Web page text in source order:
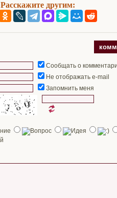
Расскажите другим:
Сообщать о
Не отображать e-mail
Запомнить меня